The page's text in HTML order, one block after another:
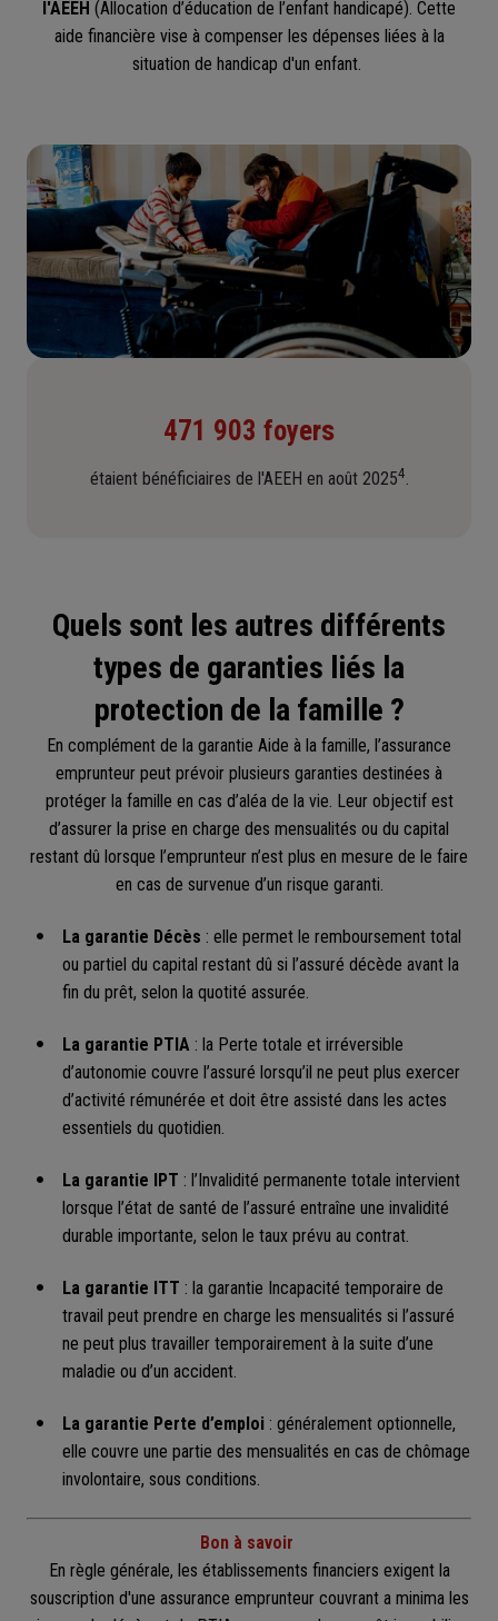
l'AEEH (Allocation d’éducation de l’enfant handicapé). Cette
aide financière vise à compenser les dépenses liées à la
situation de handicap d'un enfant.
471 903 foyers
étaient bénéficiaires de l'AEEH en août 20254.
Quels sont les autres différents
types de garanties liés la
protection de la famille ?
En complément de la garantie Aide à la famille, l’assurance
emprunteur peut prévoir plusieurs garanties destinées à
protéger la famille en cas d’aléa de la vie. Leur objectif est
d’assurer la prise en charge des mensualités ou du capital
restant dû lorsque l’emprunteur n’est plus en mesure de le faire
en cas de survenue d’un risque garanti.
La garantie Décès : elle permet le remboursement total
ou partiel du capital restant dû si l’assuré décède avant la
fin du prêt, selon la quotité assurée.
La garantie PTIA : la Perte totale et irréversible
d’autonomie couvre l’assuré lorsqu’il ne peut plus exercer
d’activité rémunérée et doit être assisté dans les actes
essentiels du quotidien.
La garantie IPT : l’Invalidité permanente totale intervient
lorsque l’état de santé de l’assuré entraîne une invalidité
durable importante, selon le taux prévu au contrat.
La garantie ITT : la garantie Incapacité temporaire de
travail peut prendre en charge les mensualités si l’assuré
ne peut plus travailler temporairement à la suite d’une
maladie ou d’un accident.
La garantie Perte d’emploi : généralement optionnelle,
elle couvre une partie des mensualités en cas de chômage
involontaire, sous conditions.
Bon à savoir
En règle générale, les établissements financiers exigent la
souscription d'une assurance emprunteur couvrant a minima les